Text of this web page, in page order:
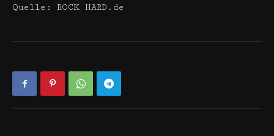
Quelle: ROCK HARD.de